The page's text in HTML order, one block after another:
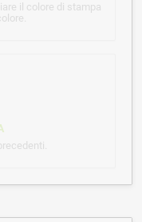
il colore di stampa